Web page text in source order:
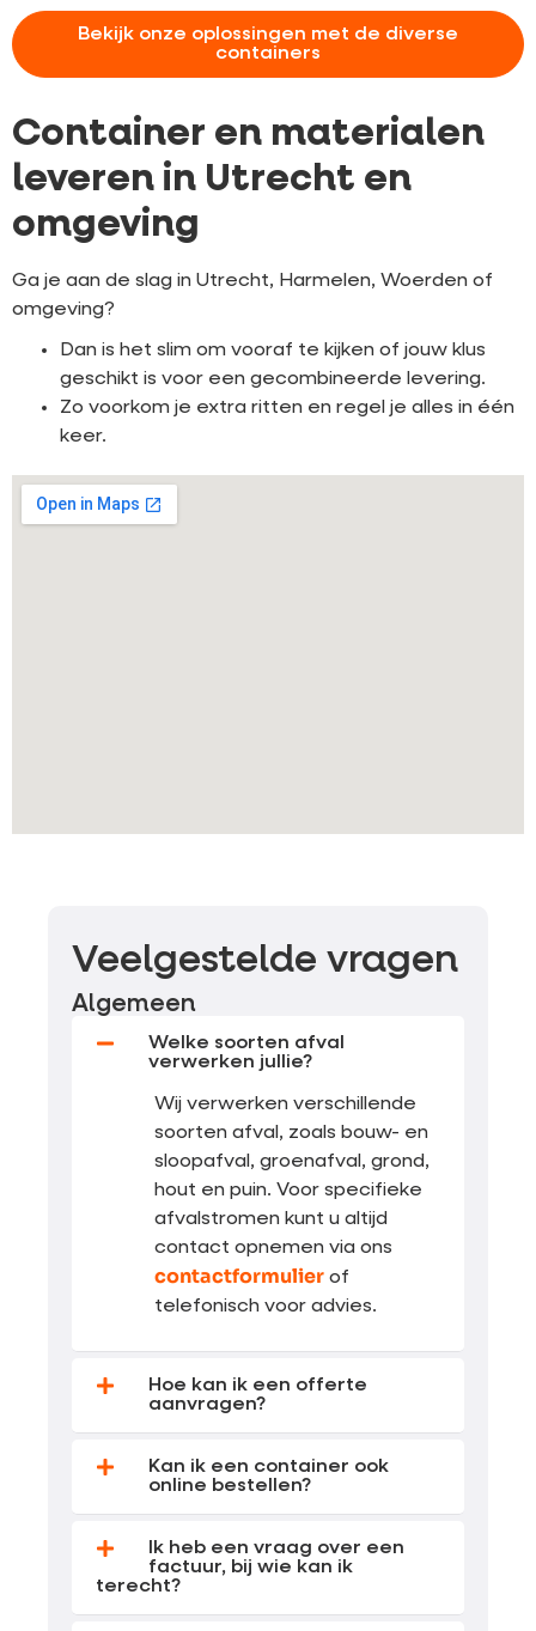
Bekijk onze oplossingen met de diverse
containers
Container en materialen
leveren in Utrecht en
omgeving
Ga je aan de slag in Utrecht, Harmelen, Woerden of
omgeving?
Dan is het slim om vooraf te kijken of jouw klus
geschikt is voor een gecombineerde levering.
Zo voorkom je extra ritten en regel je alles in één
keer.
Veelgestelde vragen
Algemeen
Welke soorten afval
verwerken jullie?
Wij verwerken verschillende
soorten afval, zoals bouw- en
sloopafval, groenafval, grond,
hout en puin. Voor specifieke
afvalstromen kunt u altijd
contact opnemen via ons
contactformulier of
telefonisch voor advies.
Hoe kan ik een offerte
aanvragen?
Kan ik een container ook
online bestellen?
Ik heb een vraag over een
factuur, bij wie kan ik
terecht?